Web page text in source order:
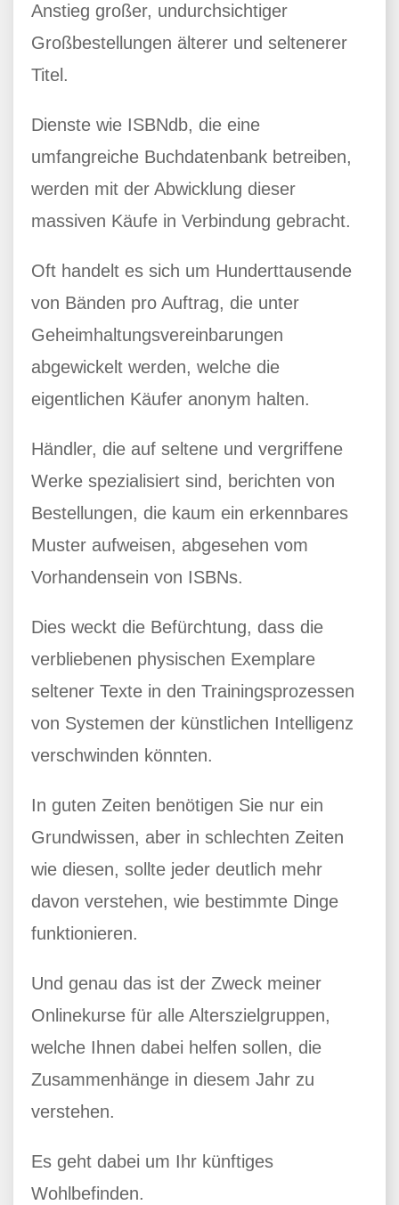
Anstieg großer, undurchsichtiger
Großbestellungen älterer und seltenerer
Titel.
Dienste wie ISBNdb, die eine
umfangreiche Buchdatenbank betreiben,
werden mit der Abwicklung dieser
massiven Käufe in Verbindung gebracht.
Oft handelt es sich um Hunderttausende
von Bänden pro Auftrag, die unter
Geheimhaltungsvereinbarungen
abgewickelt werden, welche die
eigentlichen Käufer anonym halten.
Händler, die auf seltene und vergriffene
Werke spezialisiert sind, berichten von
Bestellungen, die kaum ein erkennbares
Muster aufweisen, abgesehen vom
Vorhandensein von ISBNs.
Dies weckt die Befürchtung, dass die
verbliebenen physischen Exemplare
seltener Texte in den Trainingsprozessen
von Systemen der künstlichen Intelligenz
verschwinden könnten.
In guten Zeiten benötigen Sie nur ein
Grundwissen, aber in schlechten Zeiten
wie diesen, sollte jeder deutlich mehr
davon verstehen, wie bestimmte Dinge
funktionieren.
Und genau das ist der Zweck meiner
Onlinekurse für alle Alterszielgruppen,
welche Ihnen dabei helfen sollen, die
Zusammenhänge in diesem Jahr zu
verstehen.
Es geht dabei um Ihr künftiges
Wohlbefinden.